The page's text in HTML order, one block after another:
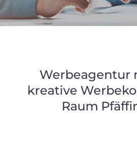
Werbeagentur
kreative
Raum